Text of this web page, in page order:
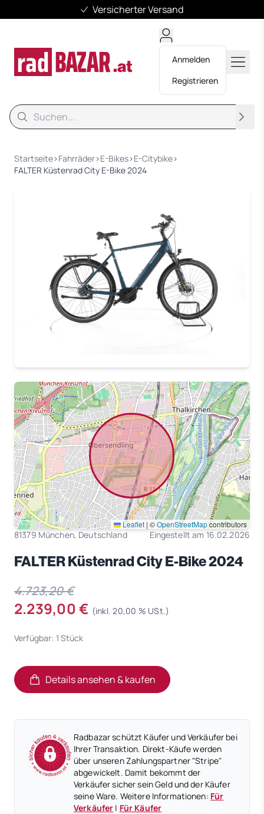
Versicherter Versand
Anmelden
Registrieren
Suche
Startseite›Fahrräder›E-Bikes›E-Citybike›
FALTER Küstenrad City E-Bike 2024
Leaflet | ©OpenStreetMapcontributors
81379 München, Deutschland Eingestellt am 16.02.2026
FALTER Küstenrad City E-Bike 2024
4.723,20 €
2.239,00 € (inkl. 20,00 % USt.)
Verfügbar: 1 Stück
Details ansehen & kaufen
(öffnet in neuem Tab)
(öffnet in neuem Tab)
Radbazar schützt Käufer und Verkäufer bei
Ihrer Transaktion. Direkt-Käufe werden
über unseren Zahlungspartner "Stripe"
abgewickelt. Damit bekommt der
Verkäufer sicher sein Geld und der Käufer
seine Ware. Weitere Informationen: Für
Verkäufer | Für Käufer